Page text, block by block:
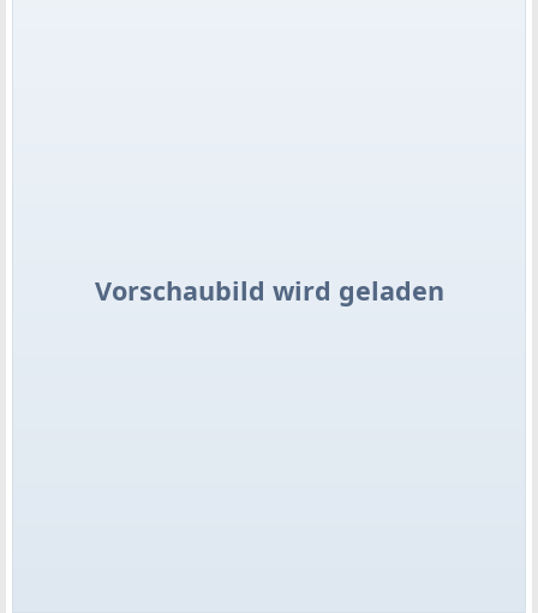
Vorschaubild wird geladen